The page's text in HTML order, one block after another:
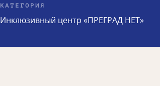
КАТЕГОРИЯ
Инклюзивный центр «ПРЕГРАД НЕТ»